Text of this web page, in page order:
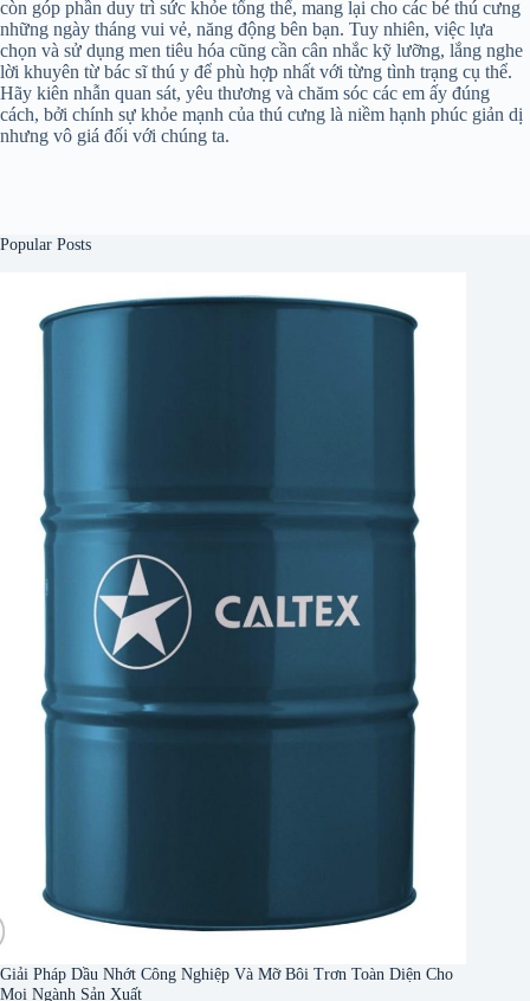
còn góp phần duy trì sức khỏe tổng thể, mang lại cho các bé thú cưng
những ngày tháng vui vẻ, năng động bên bạn. Tuy nhiên, việc lựa
chọn và sử dụng men tiêu hóa cũng cần cân nhắc kỹ lưỡng, lắng nghe
lời khuyên từ bác sĩ thú y để phù hợp nhất với từng tình trạng cụ thể.
Hãy kiên nhẫn quan sát, yêu thương và chăm sóc các em ấy đúng
cách, bởi chính sự khỏe mạnh của thú cưng là niềm hạnh phúc giản dị
nhưng vô giá đối với chúng ta.
Popular Posts
Giải Pháp Dầu Nhớt Công Nghiệp Và Mỡ Bôi Trơn Toàn Diện Cho
Mọi Ngành Sản Xuất